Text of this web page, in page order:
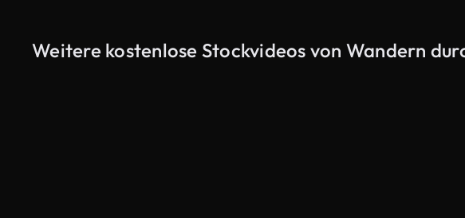
Weitere kostenlose Stockvideos von Wandern